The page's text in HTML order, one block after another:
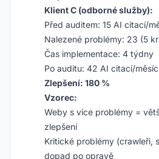
Klient C (odborné služby):
Před auditem: 15 AI citací/
Nalezené problémy: 23 (5
Čas implementace: 4 týdny
Po auditu: 42 AI citací/měsíc
Zlepšení: 180 %
Vzorec:
Weby s více problémy =
zlepšení
Kritické problémy (crawleři,
dopad po opravě